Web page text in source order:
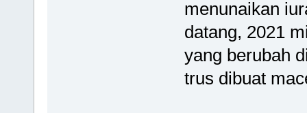
menunaikan
datang, 2021
yang berubah
trus dibuat